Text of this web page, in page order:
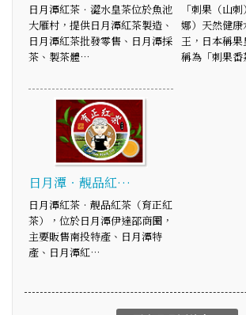
日月潭紅茶．澀水皇茶位於魚池
大雁村，提供日月潭紅茶製造、
日月潭紅茶批發零售、日月潭採
茶、製茶體…
「刺果（山
娜）天然健
王，日本稱
稱為「刺果
日月潭‧靚品紅…
日月潭紅茶‧靚品紅茶（育正紅
茶），位於日月潭伊達邵商圈，
主要販售南投特產、日月潭特
產、日月潭紅…